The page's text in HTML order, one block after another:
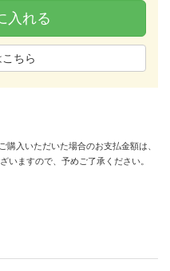
入れる
ちら
入いただいた場合のお支払金額は、
いますので、予めご了承ください。